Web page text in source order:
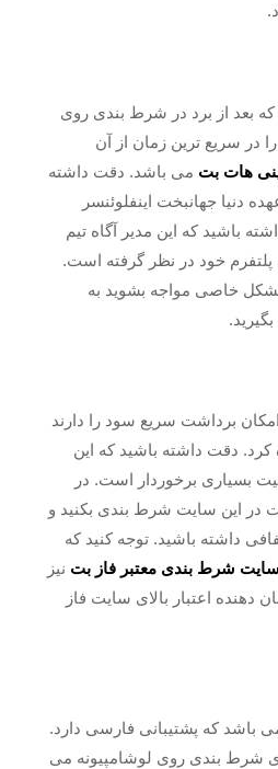
که بعد از برد در شرط بندی روی
در سریع ترین زمان از آن
هات بت می باشد. دقت داشته
دنیا جهانبخت اینفلوئنسر
باشید که این مدیر آگاه تیم
پلتفرم خود در نظر گرفته است.
مشکل خاصی مواجه بشوید به
برداشت سریع سود را دارند
دقت داشته باشید که این
بسیاری برخوردار است. در
در این سایت شرط بندی بکنید و
داشته باشید. توجه کنید که
سایت شرط بندی معتبر فاز بت نیز
دهنده اعتبار بالای سایت فاز
باشد که پشتیبانی فارسی دارد.
شرط بندی روی لوشامپیونه می